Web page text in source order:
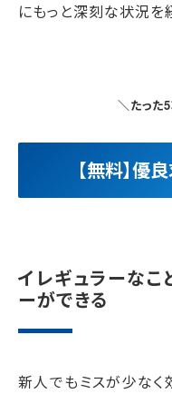
にもっと深刻な状況を
＼たった
【無料】優
イレギュラーな
ーができる
新人でもミスが少な